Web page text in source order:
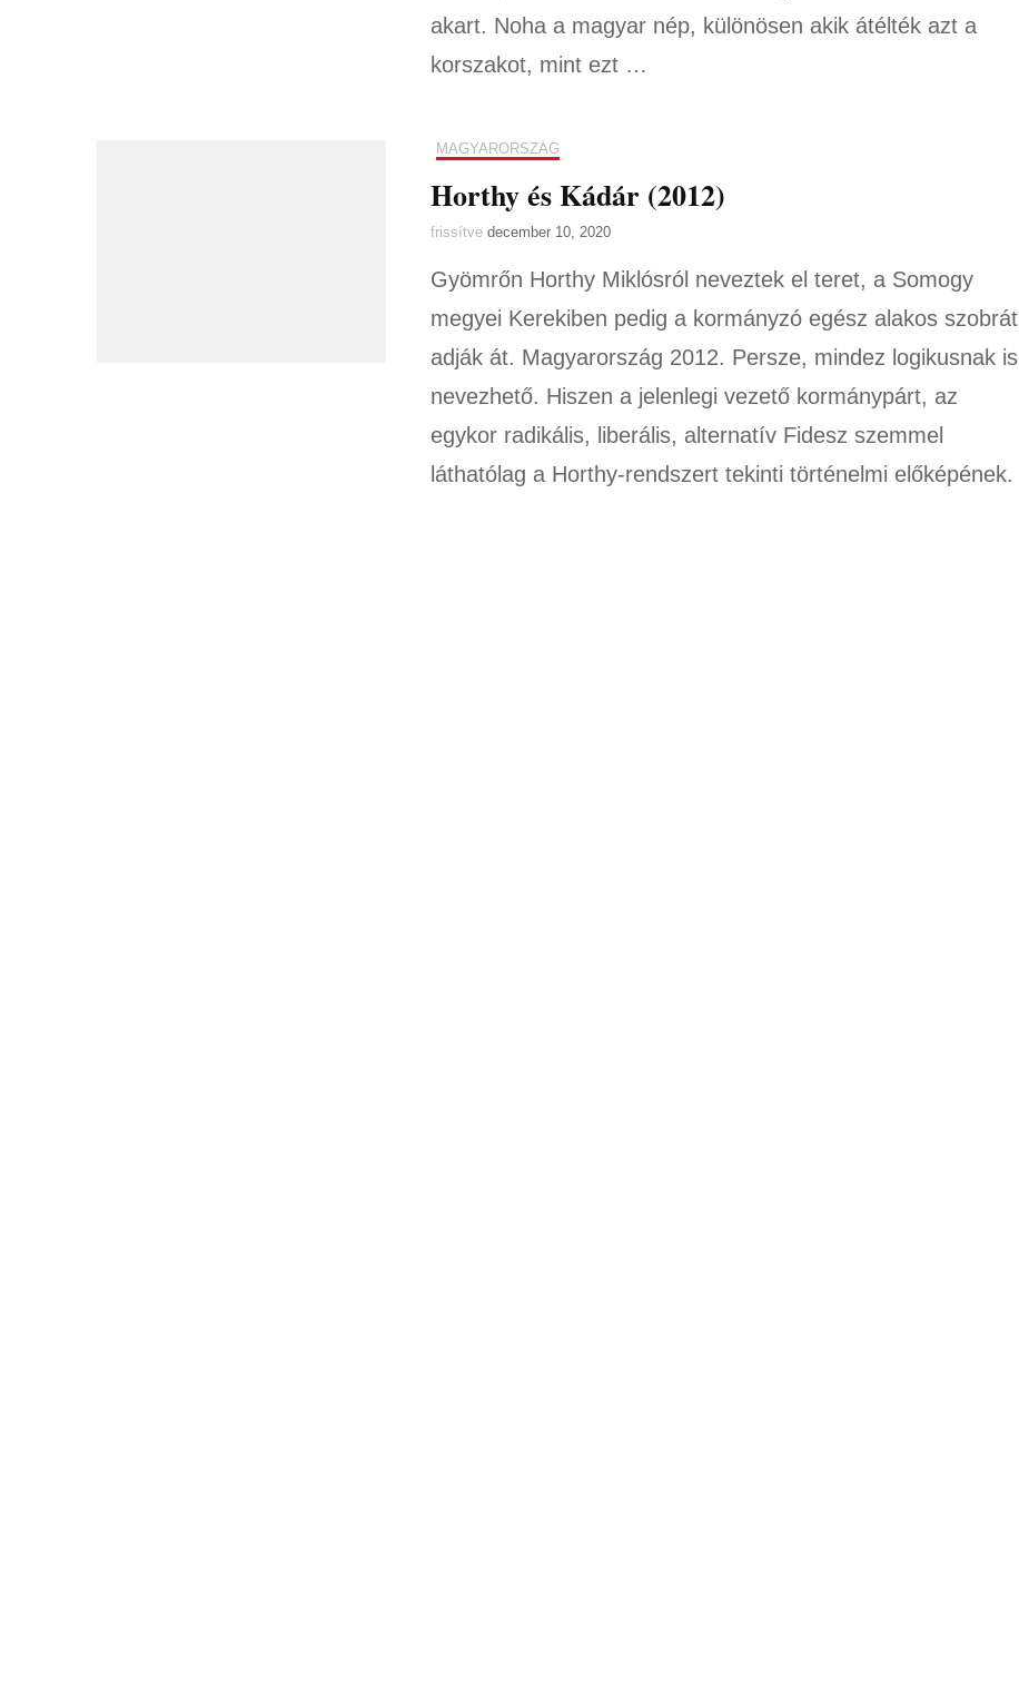
akart. Noha a magyar nép, különösen akik átélték azt a
korszakot, mint ezt …
MAGYARORSZÁG
Horthy és Kádár (2012)
frissítve december 10, 2020
Gyömrőn Horthy Miklósról neveztek el teret, a Somogy
megyei Kerekiben pedig a kormányzó egész alakos szobrát
adják át. Magyarország 2012. Persze, mindez logikusnak is
nevezhető. Hiszen a jelenlegi vezető kormánypárt, az
egykor radikális, liberális, alternatív Fidesz szemmel
láthatólag a Horthy-rendszert tekinti történelmi előképének.